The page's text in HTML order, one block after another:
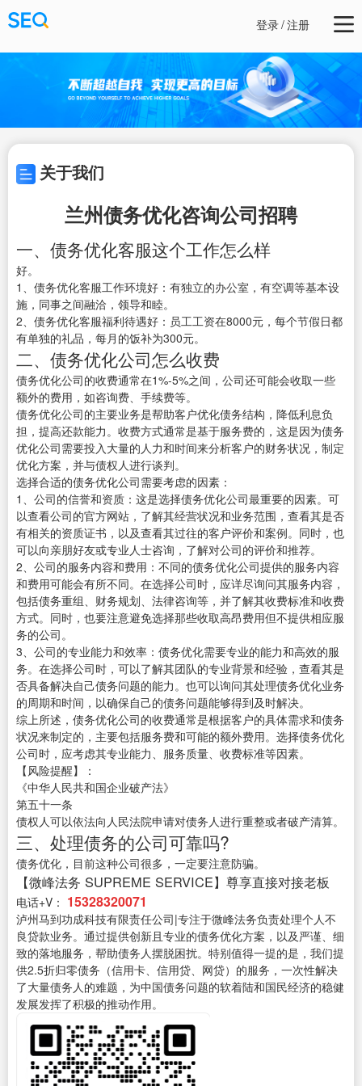
登录/注册
关于我们
兰州债务优化咨询公司招聘
一、债务优化客服这个工作怎么样
好。
1、债务优化客服工作环境好：有独立的办公室，有空调等基本设
施，同事之间融洽，领导和睦。
2、债务优化客服福利待遇好：员工工资在8000元，每个节假日都
有单独的礼品，每月的饭补为300元。
二、债务优化公司怎么收费
债务优化公司的收费通常在1%-5%之间，公司还可能会收取一些
额外的费用，如咨询费、手续费等。
债务优化公司的主要业务是帮助客户优化债务结构，降低利息负
担，提高还款能力。收费方式通常是基于服务费的，这是因为债务
优化公司需要投入大量的人力和时间来分析客户的财务状况，制定
优化方案，并与债权人进行谈判。
选择合适的债务优化公司需要考虑的因素：
1、公司的信誉和资质：这是选择债务优化公司最重要的因素。可
以查看公司的官方网站，了解其经营状况和业务范围，查看其是否
有相关的资质证书，以及查看其过往的客户评价和案例。同时，也
可以向亲朋好友或专业人士咨询，了解对公司的评价和推荐。
2、公司的服务内容和费用：不同的债务优化公司提供的服务内容
和费用可能会有所不同。在选择公司时，应详尽询问其服务内容，
包括债务重组、财务规划、法律咨询等，并了解其收费标准和收费
方式。同时，也要注意避免选择那些收取高昂费用但不提供相应服
务的公司。
3、公司的专业能力和效率：债务优化需要专业的能力和高效的服
务。在选择公司时，可以了解其团队的专业背景和经验，查看其是
否具备解决自己债务问题的能力。也可以询问其处理债务优化业务
的周期和时间，以确保自己的债务问题能够得到及时解决。
综上所述，债务优化公司的收费通常是根据客户的具体需求和债务
状况来制定的，主要包括服务费和可能的额外费用。选择债务优化
公司时，应考虑其专业能力、服务质量、收费标准等因素。
【风险提醒】：
《中华人民共和国企业破产法》
第五十一条
债权人可以依法向人民法院申请对债务人进行重整或者破产清算。
三、处理债务的公司可靠吗?
债务优化，目前这种公司很多，一定要注意防骗。
【微峰法务 SUPREME SERVICE】尊享直接对接老板
电话+V： 15328320071
泸州马到功成科技有限责任公司|专注于微峰法务负责处理个人不
良贷款业务。通过提供创新且专业的债务优化方案，以及严谨、细
致的落地服务，帮助债务人摆脱困扰。特别值得一提的是，我们提
供2.5折归零债务（信用卡、信用贷、网贷）的服务，一次性解决
了大量债务人的难题，为中国债务问题的软着陆和国民经济的稳健
发展发挥了积极的推动作用。